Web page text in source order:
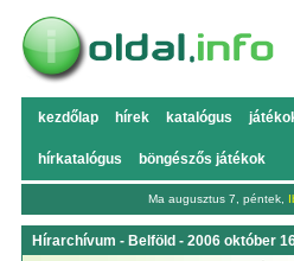
kezdőlap hírek katalógus
hírkatalógus böngészős játékok
Ma augusztus 7, péntek,
Hírarchívum - Belföld - 2006 október